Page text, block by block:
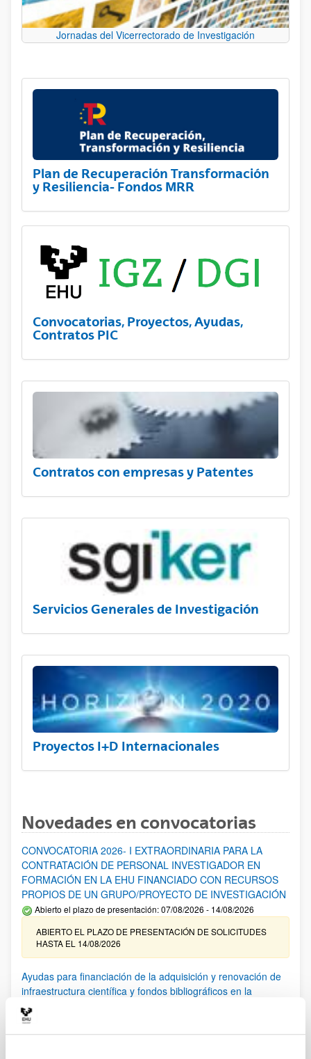
Jornadas del Vicerrectorado de Investigación
Plan de Recuperación Transformación
y Resiliencia- Fondos MRR
Convocatorias, Proyectos, Ayudas,
Contratos PIC
Contratos con empresas y Patentes
Servicios Generales de Investigación
Proyectos I+D Internacionales
Novedades en convocatorias
CONVOCATORIA 2026- I EXTRAORDINARIA PARA LA
CONTRATACIÓN DE PERSONAL INVESTIGADOR EN
FORMACIÓN EN LA EHU FINANCIADO CON RECURSOS
PROPIOS DE UN GRUPO/PROYECTO DE INVESTIGACIÓN
Abierto el plazo de presentación: 07/08/2026 - 14/08/2026
ABIERTO EL PLAZO DE PRESENTACIÓN DE SOLICITUDES
HASTA EL 14/08/2026
Ayudas para financiación de la adquisición y renovación de
infraestructura científica y fondos bibliográficos en la
UPV/EHU 2026